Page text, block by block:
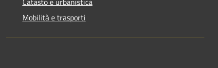
Mobilità e trasporti